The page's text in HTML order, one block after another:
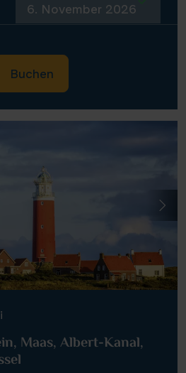
6. November 2026
Buchen
Maas, Albert-Kanal,